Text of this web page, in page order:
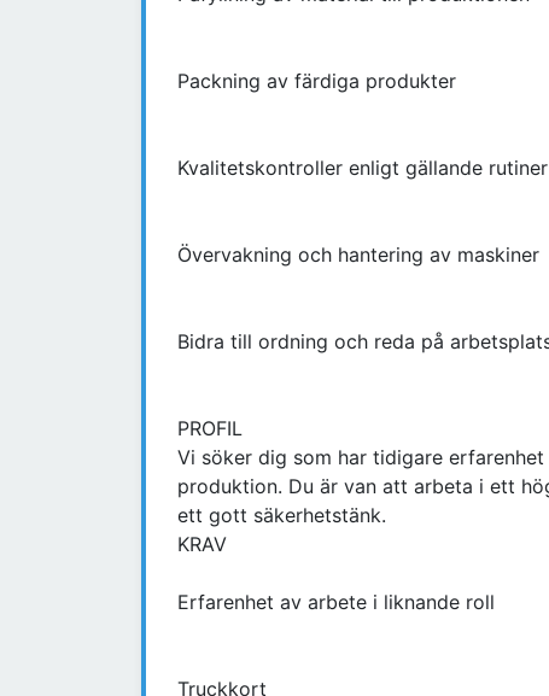
Packning av färdiga produkter
Kvalitetskontroller enligt gällande rutiner
Övervakning och hantering av maskiner
Bidra till ordning och reda på
PROFIL
Vi söker dig som har tidigare
produktion. Du är van att arbeta i ett
ett gott säkerhetstänk.
KRAV
Erfarenhet av arbete i liknande roll
Truckkort